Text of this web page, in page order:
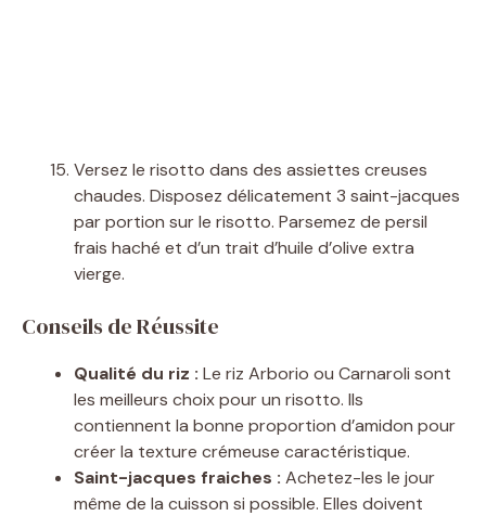
Versez le risotto dans des assiettes creuses
chaudes. Disposez délicatement 3 saint-jacques
par portion sur le risotto. Parsemez de persil
frais haché et d’un trait d’huile d’olive extra
vierge.
Conseils de Réussite
Qualité du riz : Le riz Arborio ou Carnaroli sont
les meilleurs choix pour un risotto. Ils
contiennent la bonne proportion d’amidon pour
créer la texture crémeuse caractéristique.
Saint-jacques fraiches : Achetez-les le jour
même de la cuisson si possible. Elles doivent